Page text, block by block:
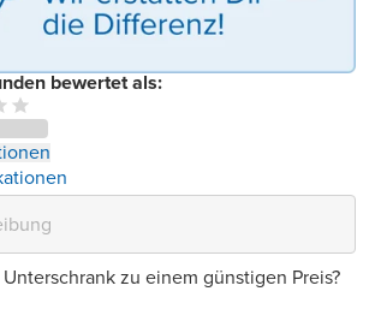
bewertet als:
zu einem günstigen Preis?